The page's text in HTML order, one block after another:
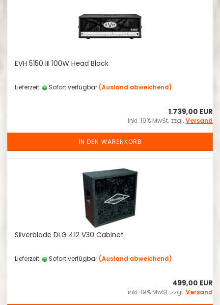
EVH 5150 III 100W Head Black
Lieferzeit: Sofort verfügbar (Ausland abweichend)
1.739,00 EUR
inkl. 19% MwSt. zzgl. Versand
IN DEN WARENKORB
Silverblade DLG 412 V30 Cabinet
Lieferzeit: Sofort verfügbar (Ausland abweichend)
499,00 EUR
inkl. 19% MwSt. zzgl. Versand